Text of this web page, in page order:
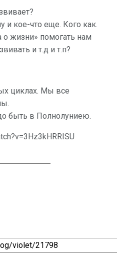
и кое-что еще. Кого как.
о жизни» помогать нам
и т.д и т.п?
циклах. Мы все
быть в Полнолуниею.